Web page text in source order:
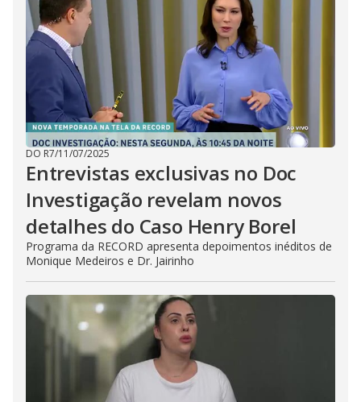
DO R7/11/07/2025
Entrevistas exclusivas no Doc
Investigação revelam novos
detalhes do Caso Henry Borel
Programa da RECORD apresenta depoimentos inéditos de
Monique Medeiros e Dr. Jairinho